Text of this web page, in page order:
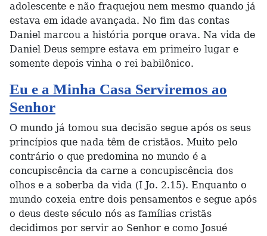
adolescente e não fraquejou nem mesmo quando já
estava em idade avançada. No fim das contas
Daniel marcou a história porque orava. Na vida de
Daniel Deus sempre estava em primeiro lugar e
somente depois vinha o rei babilônico.
Eu e a Minha Casa Serviremos ao
Senhor
O mundo já tomou sua decisão segue após os seus
princípios que nada têm de cristãos. Muito pelo
contrário o que predomina no mundo é a
concupiscência da carne a concupiscência dos
olhos e a soberba da vida (I Jo. 2.15). Enquanto o
mundo coxeia entre dois pensamentos e segue após
o deus deste século nós as famílias cristãs
decidimos por servir ao Senhor e como Josué